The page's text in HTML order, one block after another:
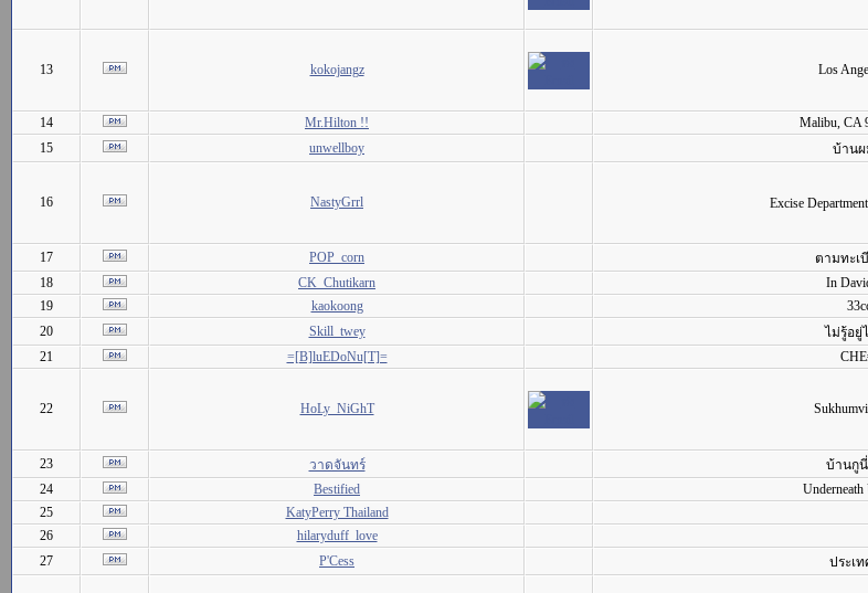
13 kokojangz Los
14 Mr.Hilton !! Malibu, CA
15
unwellboy บ้านผ
16 NastyGrrl Excise
17 POP_corn ตามทะเ
18
CK_Chutikarn In
19
kaokoong
20
Skill_twey ไม่รู้อยู่
21
=[B]luEDoNu[T]=
22 HoLy_NiGhT
23 วาดจันทร์ บ้านกู
24
Bestified
25
KatyPerry Thailand
26
hilaryduff_love
27
P'Cess ประเ